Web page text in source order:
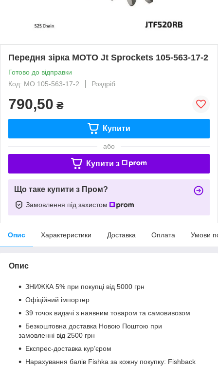
Передня зірка MOTO Jt Sprockets 105-563-17-2
Готово до відправки
Код: MO 105-563-17-2
Роздріб
790,50 ₴
Купити
або
Купити з
Що таке купити з Пром?
Замовлення під захистом
Опис Характеристики Доставка Оплата Умови
Опис
ЗНИЖКА 5% при покупці від 5000 грн
Офіційний імпортер
39 точок видачі з наявним товаром та самовивозом
Безкоштовна доставка Новою Поштою при
замовленні від 2500 грн
Експрес-доставка кур’єром
Нарахування балів Fishka за кожну покупку: Fishback